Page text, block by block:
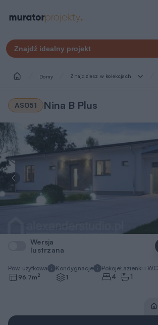
Znajdź idealny projekt
Domy Znajdziesz w kolekcjach
AS051 Nina B Plus
Wersja
lustrzana
Pow. użytkowa
96,7m2
Kondygnacje
1
Pokoje
4
Łazienki i WC
1